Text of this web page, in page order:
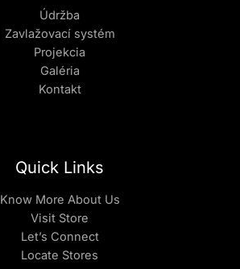
Údržba
Zavlažovací systém
Projekcia
Galéria
Kontakt
Quick Links
Know More About Us
Visit Store
Let’s Connect
Locate Stores